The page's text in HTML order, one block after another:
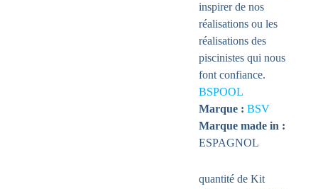
inspirer de nos
réalisations ou les
réalisations des
piscinistes qui nous
font confiance.
BSPOOL
Marque : BSV
Marque made in :
ESPAGNOL
quantité de Kit